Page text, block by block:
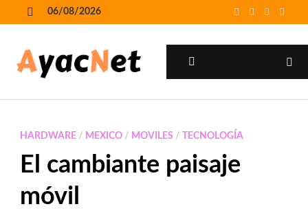
to
06/08/2026
HARDWARE/ MEXICO/ MOVILES / TECNOLOGÍA
El cambiante paisaje
móvil